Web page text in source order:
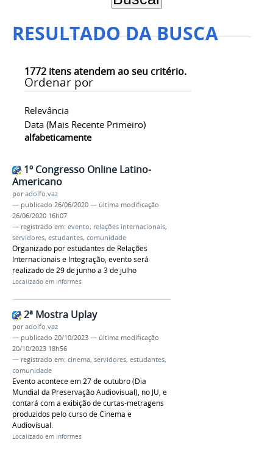
RESULTADO DA BUSCA
1772 itens atendem ao seu critério.
Ordenar por
Relevância
Data (mais Recente Primeiro)
alfabeticamente
1º Congresso Online Latino-
Americano
poradolfo.vaz
— publicado 26/06/2020 — última modificação
26/06/2020 16h07
— registrado em: evento, relações internacionais,
servidores, estudantes, comunidade
Organizado por estudantes de Relações
Internacionais e Integração, evento será
realizado de 29 de junho a 3 de julho
Localizado em Informes
2ª Mostra Uplay
poradolfo.vaz
— publicado 20/10/2023 — última modificação
20/10/2023 18h56
— registrado em: cinema, servidores, estudantes,
comunidade
Evento acontece em 27 de outubro (Dia
Mundial da Preservação Audiovisual), no JU, e
contará com a exibição de curtas-metragens
produzidos pelo curso de Cinema e
Audiovisual.
Localizado em Informes